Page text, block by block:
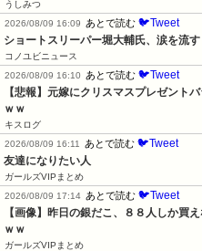
うしみつ
2026/08/09 16:09
あとで読む 🐦Tweet
ショートスリーパー堀大輔氏、涙を流す
コノユビニュース
2026/08/09 16:10
あとで読む 🐦Tweet
【悲報】元嫁にクリスマスプレゼント
ｗｗ
キスログ
2026/08/09 16:11
あとで読む 🐦Tweet
友達になりたい人
ガールズVIPまとめ
2026/08/09 17:14 あとで読む 🐦Tweet
【画像】昨日の銀だこ、８８人しか買
ｗｗ
ガールズVIPまとめ